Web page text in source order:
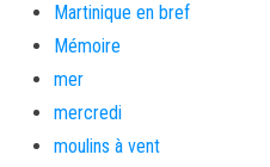
Martinique en bref
Mémoire
mer
mercredi
moulins à vent